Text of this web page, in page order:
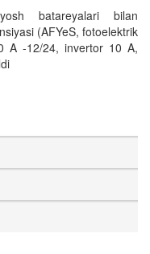
batareyalari bilan
(AFYeS, fotoelektrik
A -12/24, invertor 10 A,